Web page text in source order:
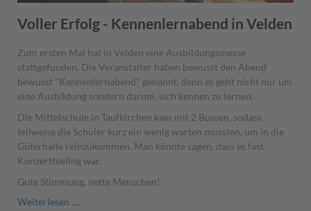
Voller Erfolg - Kennenlernabend in Velden
Zum ersten Mal hat in Velden eine Ausbildungsmesse
stattgefunden. Die Veranstalter haben bewusst den Abend
bewusst "Kennenlernabend" genannt, denn es geht nicht nur um
eine Ausbildung sondern darum, sich kennen zu lernen.
Die Mittelschule in Taufkirchen kam mit 2 Bussen, sodass
teilweise die Schüler kurz ein wenig warten mussten, um in die
Güterhalle reinzukommen. Man könnte sagen, dass es fast
Konzertfeeling war.
Gute Stimmung, nette Menschen!
Weiterlesen …Voller